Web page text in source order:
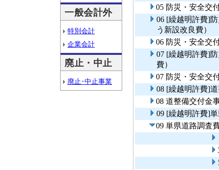
一般会計外
特別会計
企業会計
廃止・中止
廃止･中止事業
05 防災・安全交
06 [繰越明許費]
う新設改良費）
06 防災・安全交
07 [繰越明許費]
費）
07 防災・安全交
08 [繰越明許費]
08 道整備交付金
09 [繰越明許費]
09 単県道路調査